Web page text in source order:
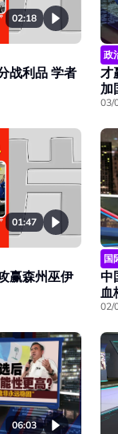
02:18
战利品 学者
政
才
加
03/
01:47
赢森州巫伊
国
中
血
02/
06:03